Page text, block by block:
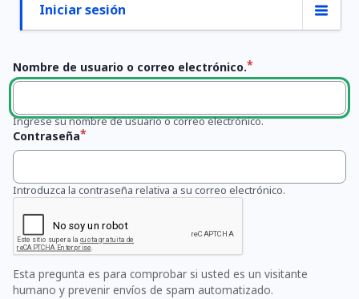
Primary
Iniciar sesión
Nombre de usuario o correo electrónico.
Ingrese su nombre de usuario o correo electrónico.
Contraseña
Introduzca la contraseña relativa a su correo electrónico.
Esta pregunta es para comprobar si usted es un visitante
humano y prevenir envíos de spam automatizado.